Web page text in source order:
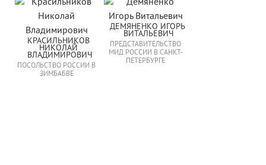
КРАСИЛЬНИКОВ
НИКОЛАЙ
ВЛАДИМИРОВИЧ
ПОСОЛЬСТВО РОССИИ В
ЗИМБАБВЕ
ДЕМЯНЕНКО ИГОРЬ
ВИТАЛЬЕВИЧ
ПРЕДСТАВИТЕЛЬСТВО
МИД РОССИИ В САНКТ-
ПЕТЕРБУРГЕ